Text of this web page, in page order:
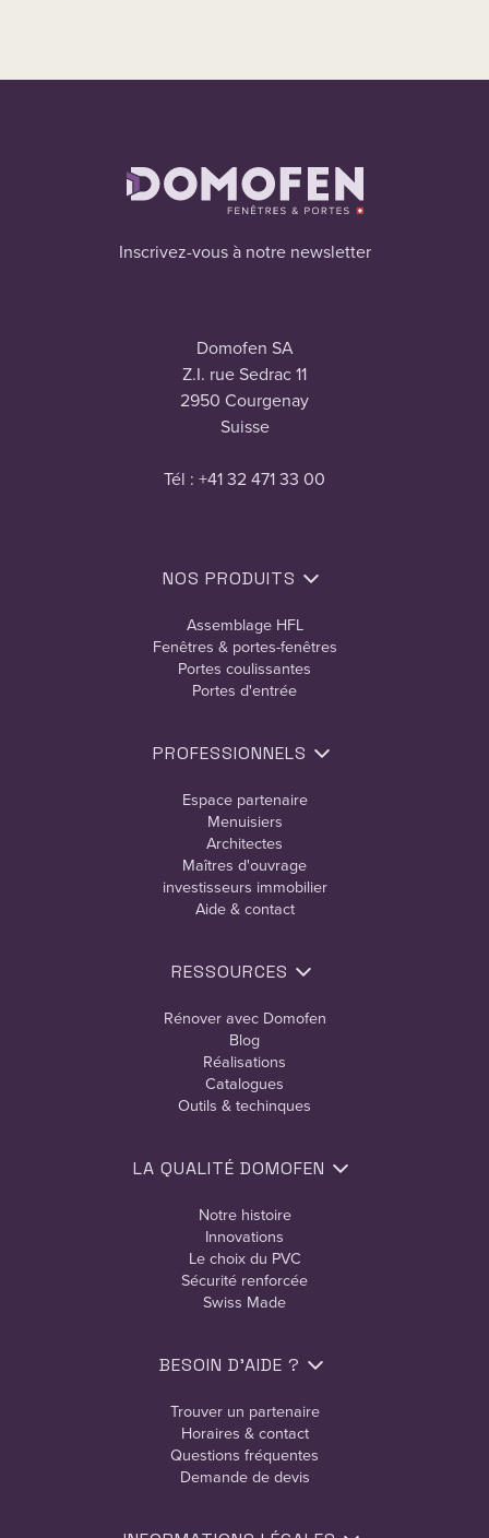
Inscrivez-vous à notre newsletter
Domofen SA
Z.I. rue Sedrac 11
2950 Courgenay
Suisse
Tél : +41 32 471 33 00
NOS PRODUITS
Assemblage HFL
Fenêtres & portes-fenêtres
Portes coulissantes
Portes d'entrée
PROFESSIONNELS
Espace partenaire
Menuisiers
Architectes
Maîtres d'ouvrage
investisseurs immobilier
Aide & contact
RESSOURCES
Rénover avec Domofen
Blog
Réalisations
Catalogues
Outils & techinques
LA QUALITÉ DOMOFEN
Notre histoire
Innovations
Le choix du PVC
Sécurité renforcée
Swiss Made
BESOIN D’AIDE ?
Trouver un partenaire
Horaires & contact
Questions fréquentes
Demande de devis